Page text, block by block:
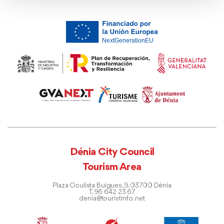
Dénia City Council
Tourism Area
Plaza Oculista Buigues, 9. 03700 Dénia
T. 96 642 23 67
denia@touristinfo.net